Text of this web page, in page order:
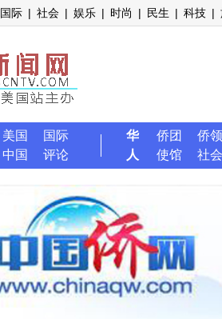
国际 | 社会 | 娱乐 | 时尚 | 民生 | 科技 |
美国
国际
中国
评论
华
人
侨团
侨领
使馆
社会